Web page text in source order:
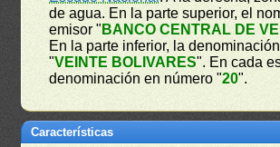
de agua. En la parte superior, el
emisor " BANCO CENTRAL DE
En la parte inferior, la
"VEINTE BOLIVARES". En cada
denominación en número "20".
Características